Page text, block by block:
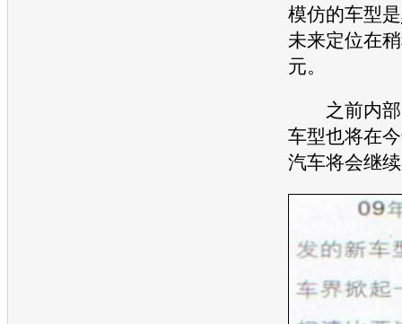
模仿的车型是
未来定位在
元。
之前内部
车型也将在
汽车将会继